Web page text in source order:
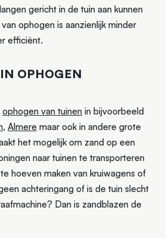
gericht in de tuin aan kunnen
ophogen is aanzienlijk minder
efficiënt.
OPHOGEN
ophogen van tuinen in bijvoorbeeld
, Almere maar ook in andere grote
het mogelijk om zand op een
naar tuinen te transporteren
hoeven maken van kruiwagens of
achteringang of is de tuin slecht
Dan is zandblazen de